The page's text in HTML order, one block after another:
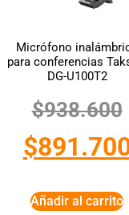
Micrófono
para conferencias
DG-U100T2
$938.600
$
Añadir al carrito